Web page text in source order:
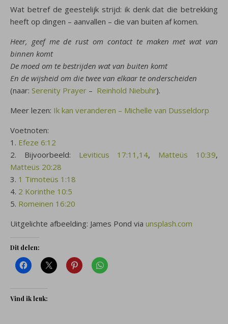
Wat betref de geestelijk strijd: ik denk dat die betrekking
heeft op dingen – aanvallen – die van buiten af komen.
Heer, geef me de rust om contact te maken met wat van
binnen komt
De moed om te bestrijden wat van buiten komt
En de wijsheid om die twee van elkaar te onderscheiden
(naar: Serenity Prayer – Reinhold Niebuhr).
Meer lezen: Ik kan veranderen – Michelle van Dusseldorp
Voetnoten:
1. Efeze 6:12
2. Bijvoorbeeld: Leviticus 17:11,14, Matteüs 10:39,
Matteüs 20:28
3. 1 Timoteüs 1:18
4. 2 Korinthe 10:5
5. Romeinen 16:20
Uitgelichte afbeelding: James Pond via unsplash.com
Dit delen:
Vind ik leuk: